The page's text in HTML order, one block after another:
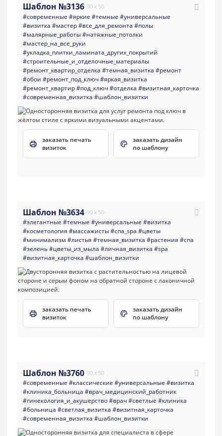
Шаблон №3136 90 x 50
#современные #яркие #темные #универсальные
#визитка #мастер#все_для_ремонта #полы
#малярные_работы#натяжные_потолки
#мастер_на_все_руки
#укладка_плитки_ламината_других_покрытий
#строительные_и_отделочные_материалы
#ремонт_квартир_отделка #темная_визитка #ремонт
#обои #ремонт_под_ключ#яркая_визитка
#ремонт_квартир#под_ключ#отделка #визитная_карточка
#современная_визитка #шаблон_визитки
заказать печать
визиток
заказать дизайн
по шаблону
Шаблон №3634 90 x 50
#элегантные #темные #универсальные #визитка
#косметология #массажисты#спа_spa #цветы
#минимализм #листья #темная_визитка #растения #спа
#зелень#цветы_из_мыла #личная_визитка #spa
#визитная_карточка #шаблон_визитки
заказать печать
визиток
заказать дизайн
по шаблону
Шаблон №3760 90 x 50
#современные #классические #универсальные #визитка
#клиника_больница #врач_медицинский_работник
#гинекология_и_акушерство#врач#светлые #клиника
#больница #светлая_визитка #визитная_карточка
#современная_визитка #шаблон_визитки